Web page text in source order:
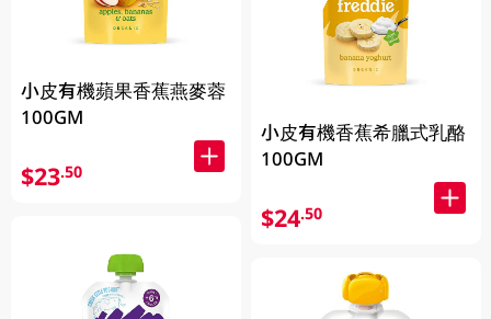
小皮有機蘋果香蕉燕麥蓉
100GM
$23.50
小皮有機香蕉希臘式乳酪
100GM
$24.50